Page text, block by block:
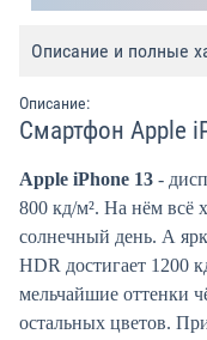
Описание и полные
Описание:
Смартфон Apple
Apple iPhone 13 -
800 кд/м². На нём всё
солнечный день. А
HDR достигает 1200
мельчайшие оттенки
остальных цветов.